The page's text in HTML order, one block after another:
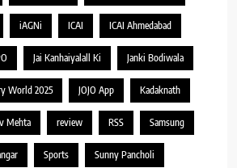
iAGNi ICAI ICAI Ahmedabad
Jai Kanhaiyalall Ki Janki Bodiwala
World 2025 JOJO App Kadaknath
Mehta review RSS Samsung
Sports Sunny Pancholi